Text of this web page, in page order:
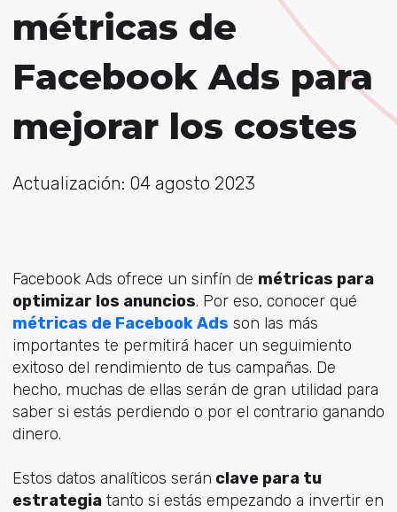
métricas de
Facebook Ads para
mejorar los costes
Actualización: 04 agosto 2023
Facebook Ads ofrece un sinfín de métricas para
optimizar los anuncios. Por eso, conocer qué
métricas de Facebook Ads son las más
importantes te permitirá hacer un seguimiento
exitoso del rendimiento de tus campañas. De
hecho, muchas de ellas serán de gran utilidad para
saber si estás perdiendo o por el contrario ganando
dinero.
Estos datos analíticos serán clave para tu
estrategiatanto si estás empezando a invertir en